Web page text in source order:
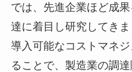
では、先進企業ほど成
達に着目し研究してき
導入可能なコストマネ
ることで、製造業の調